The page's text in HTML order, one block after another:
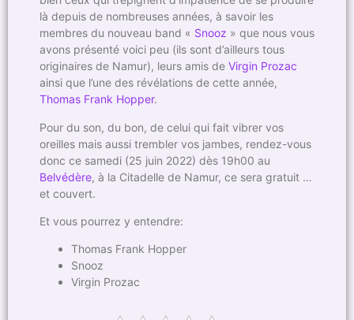
là depuis de nombreuses années, à savoir les
membres du nouveau band « Snooz » que nous vous
avons présenté voici peu (ils sont d’ailleurs tous
originaires de Namur), leurs amis de Virgin Prozac
ainsi que l’une des révélations de cette année,
Thomas Frank Hopper.
Pour du son, du bon, de celui qui fait vibrer vos
oreilles mais aussi trembler vos jambes, rendez-vous
donc ce samedi (25 juin 2022) dès 19h00 au
Belvédère, à la Citadelle de Namur, ce sera gratuit …
et couvert.
Et vous pourrez y entendre:
Thomas Frank Hopper
Snooz
Virgin Prozac